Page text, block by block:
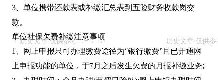
3、单位携带还款表或补缴汇总表到五险财务收款岗交
款。
单位社保欠费补缴注意事项
1、网上申报只可办理缴费途径为“银行缴费”且已开通网
上申报功能的单位，于7月之后发生欠费的月报补缴业务;